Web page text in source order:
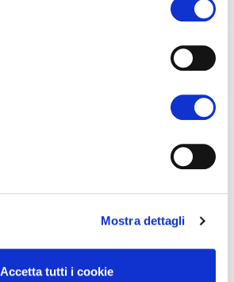
Mostra dettagli
Accetta tutti i cookie